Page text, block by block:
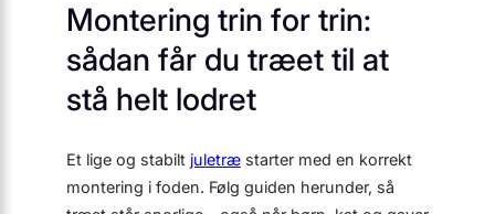
Montering trin for trin:
sådan får du træet til at
stå helt lodret
Et lige og stabilt juletræ starter med en korrekt
montering i foden. Følg guiden herunder, så